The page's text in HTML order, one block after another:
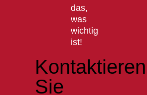
das,
was
wichtig
ist!
Kontaktieren
Sie